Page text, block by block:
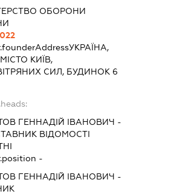
ОБОРОНИ
УКРАЇНА,
КИЇВ,
СИЛ, БУДИНОК 6
ГЕННАДІЙ ІВАНОВИЧ -
ВІДОМОСТІ
-
ГЕННАДІЙ ІВАНОВИЧ -